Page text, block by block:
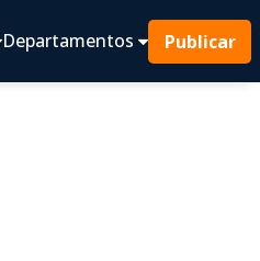
Departamentos Publicar